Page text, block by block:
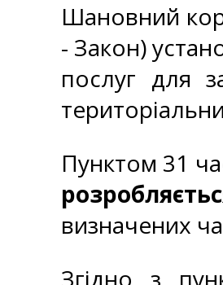
Шановний
- Закон)
послуг для
Пунктом 31
визначених
Згідно з